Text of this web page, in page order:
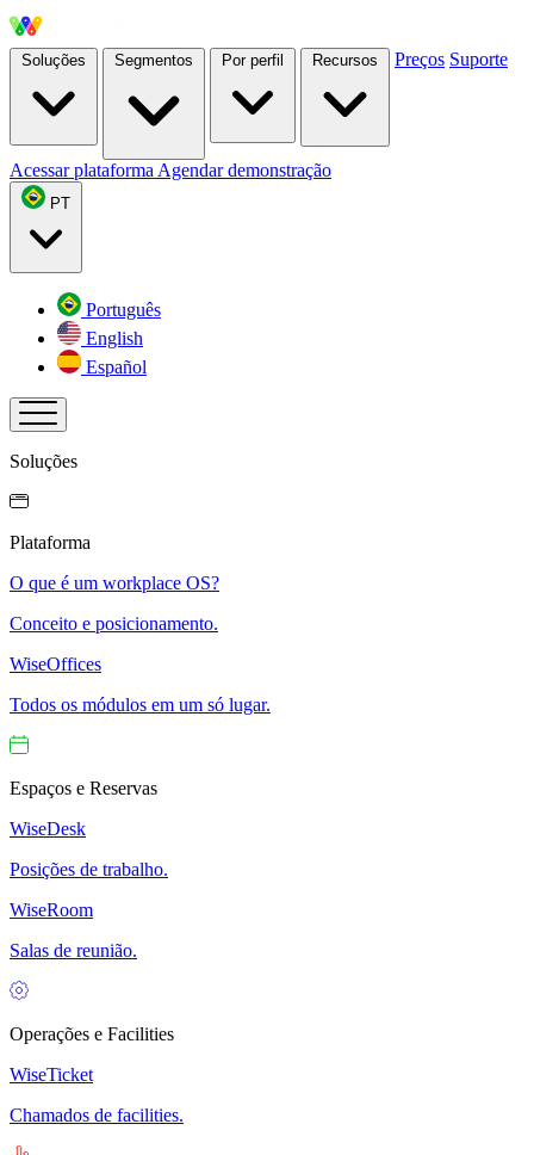
Soluções Segmentos Por perfil Recursos Preços Suporte
Acessar plataforma Agendar demonstração
PT
Português
English
Español
Soluções
Plataforma
O que é um workplace OS?
Conceito e posicionamento.
WiseOffices
Todos os módulos em um só lugar.
Espaços e Reservas
WiseDesk
Posições de trabalho.
WiseRoom
Salas de reunião.
Operações e Facilities
WiseTicket
Chamados de facilities.